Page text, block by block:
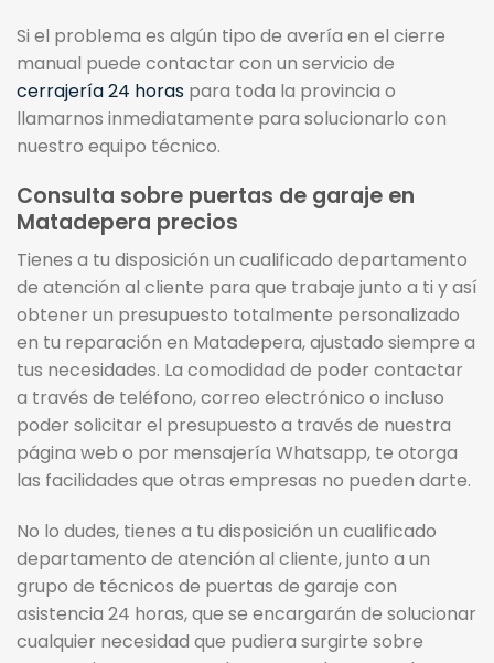
Si el problema es algún tipo de avería en el cierre
manual puede contactar con un servicio de
cerrajería 24 horas para toda la provincia o
llamarnos inmediatamente para solucionarlo con
nuestro equipo técnico.
Consulta sobre puertas de garaje en
Matadepera precios
Tienes a tu disposición un cualificado departamento
de atención al cliente para que trabaje junto a ti y así
obtener un presupuesto totalmente personalizado
en tu reparación en Matadepera, ajustado siempre a
tus necesidades. La comodidad de poder contactar
a través de teléfono, correo electrónico o incluso
poder solicitar el presupuesto a través de nuestra
página web o por mensajería Whatsapp, te otorga
las facilidades que otras empresas no pueden darte.
No lo dudes, tienes a tu disposición un cualificado
departamento de atención al cliente, junto a un
grupo de técnicos de puertas de garaje con
asistencia 24 horas, que se encargarán de solucionar
cualquier necesidad que pudiera surgirte sobre